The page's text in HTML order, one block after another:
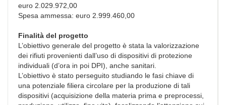
euro 2.029.972,00
Spesa ammessa: euro 2.999.460,00
Finalità del progetto
L’obiettivo generale del progetto è stata la valorizzazione
dei rifiuti provenienti dall’uso di dispositivi di protezione
individuali (d’ora in poi DPI), anche sanitari.
L’obiettivo è stato perseguito studiando le fasi chiave di
una potenziale filiera circolare per la produzione di tali
dispositivi (acquisizione della materia prima e preprocessi,